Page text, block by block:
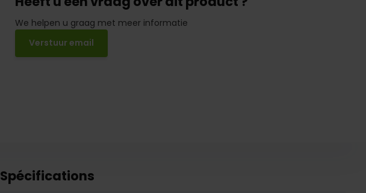
We helpen u graag met meer informatie
Verstuur email
Spécifications